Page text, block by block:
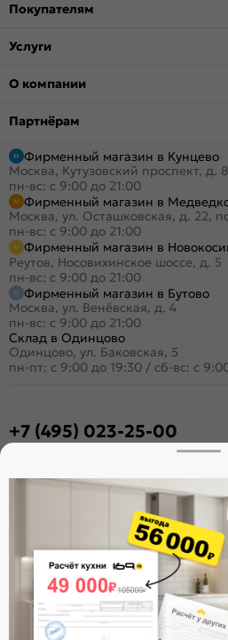
Покупателям
Услуги
О компании
Партнёрам
Фирменный магазин в Кунцево
Москва, Кутузовский проспект, д.
пн-вс: с 9:00 до 21:00
Фирменный магазин в
Москва, ул. Осташковская, д. 22,
пн-вс: с 9:00 до 21:00
Фирменный магазин в
Реутов, Носовихинское шоссе, д. 5
пн-вс: с 9:00 до 21:00
Фирменный магазин в Бутово
Москва, ул. Венёвская, д. 4
пн-вс: с 9:00 до 21:00
Склад в Одинцово
Одинцово, ул. Баковская, 5
пн-пт: с 9:00 до 19:30 / сб-вс: с
+7 (495) 023-25-00
Стать дилером
Поделиться
Оцените магазин